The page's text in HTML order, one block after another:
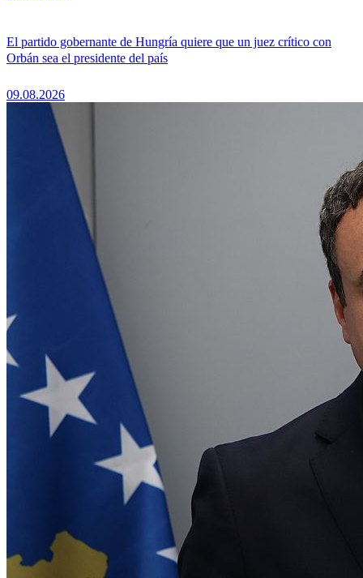
El partido gobernante de Hungría quiere que un juez crítico con
Orbán sea el presidente del país
09.08.2026